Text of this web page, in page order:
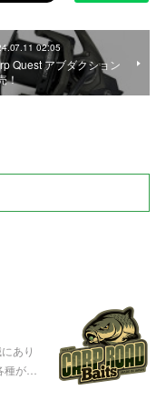
02:05
Quest アブダクション
！
あり
種が…